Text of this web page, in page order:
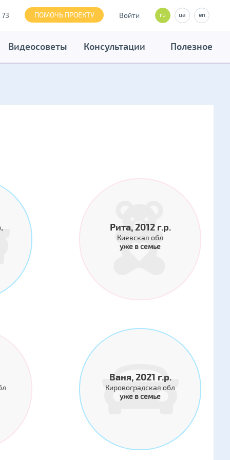
ПОМОЧЬ ПРОЕКТУ Войти ru ua en
Видеосоветы Консультации Полезное
Рита, 2012 г.р.
Киевская обл
уже в семье
Ваня, 2021 г.р.
Кировоградская обл
уже в семье